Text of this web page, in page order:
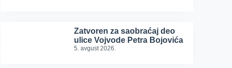
Zatvoren za saobraćaj deo
ulice Vojvode Petra Bojovića
5. avgust 2026.